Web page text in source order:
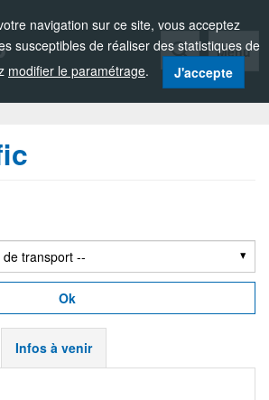
navigation sur ce site, vous acceptez
susceptibles de réaliser des statistiques de
modifier le paramétrage. J'accepte
Menu
Ok
Infos à venir